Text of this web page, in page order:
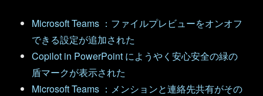
Microsoft Teams ：ファイルプレビューをオンオフ
できる設定が追加された
Copilot in PowerPoint にようやく安心安全の緑の
盾マークが表示された
Microsoft Teams ：メンションと連絡先共有がその